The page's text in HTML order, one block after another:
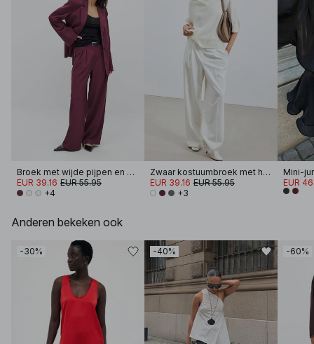
Broek met wijde pijpen en hoge taille
EUR 39.16 EUR 55.95
+4
Zwaar kostuumbroek met hoge taille
EUR 39.16 EUR 55.95
+3
EUR
Anderen bekeken ook
-30% -40% -60%